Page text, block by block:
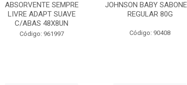
JOHNSON BABY SABONETE
REGULAR 80G
Código: 90408
FIO DENTAL JOHNSON
ESSENCIAL MENTA 100M
Código: 965462